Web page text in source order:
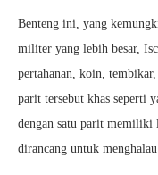
Benteng ini, yang
militer yang lebih besar,
pertahanan, koin,
parit tersebut khas seperti
dengan satu parit memiliki
dirancang untuk